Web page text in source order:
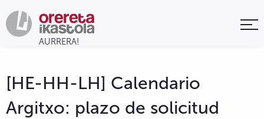
[HE-HH-LH] Calendario
Argitxo: plazo de solicitud